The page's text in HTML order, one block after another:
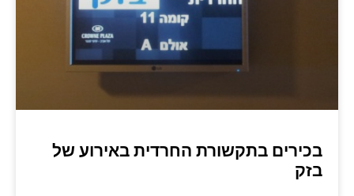
בכירים בתקשורת החרדית באירוע של
בזק